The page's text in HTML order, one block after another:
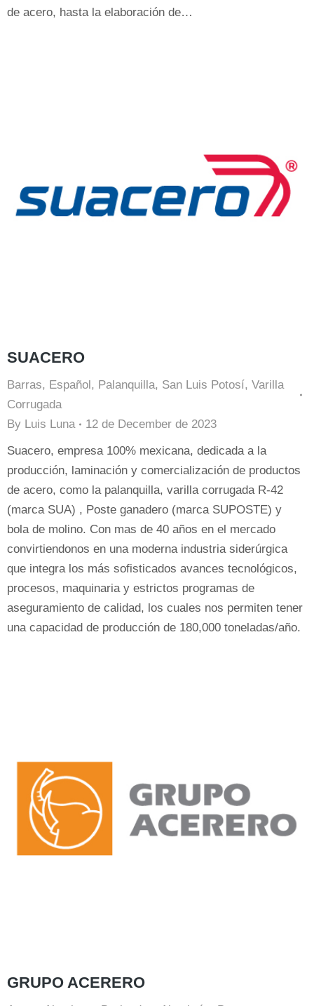
de acero, hasta la elaboración de…
SUACERO
Barras, Español , Palanquilla, San Luis Potosí, Varilla
Corrugada
By Luis Luna
12 de December de 2023
Suacero, empresa 100% mexicana, dedicada a la
producción, laminación y comercialización de productos
de acero, como la palanquilla, varilla corrugada R-42
(marca SUA) , Poste ganadero (marca SUPOSTE) y
bola de molino. Con mas de 40 años en el mercado
convirtiendonos en una moderna industria siderúrgica
que integra los más sofisticados avances tecnológicos,
procesos, maquinaria y estrictos programas de
aseguramiento de calidad, los cuales nos permiten tener
una capacidad de producción de 180,000 toneladas/año.
GRUPO ACERERO